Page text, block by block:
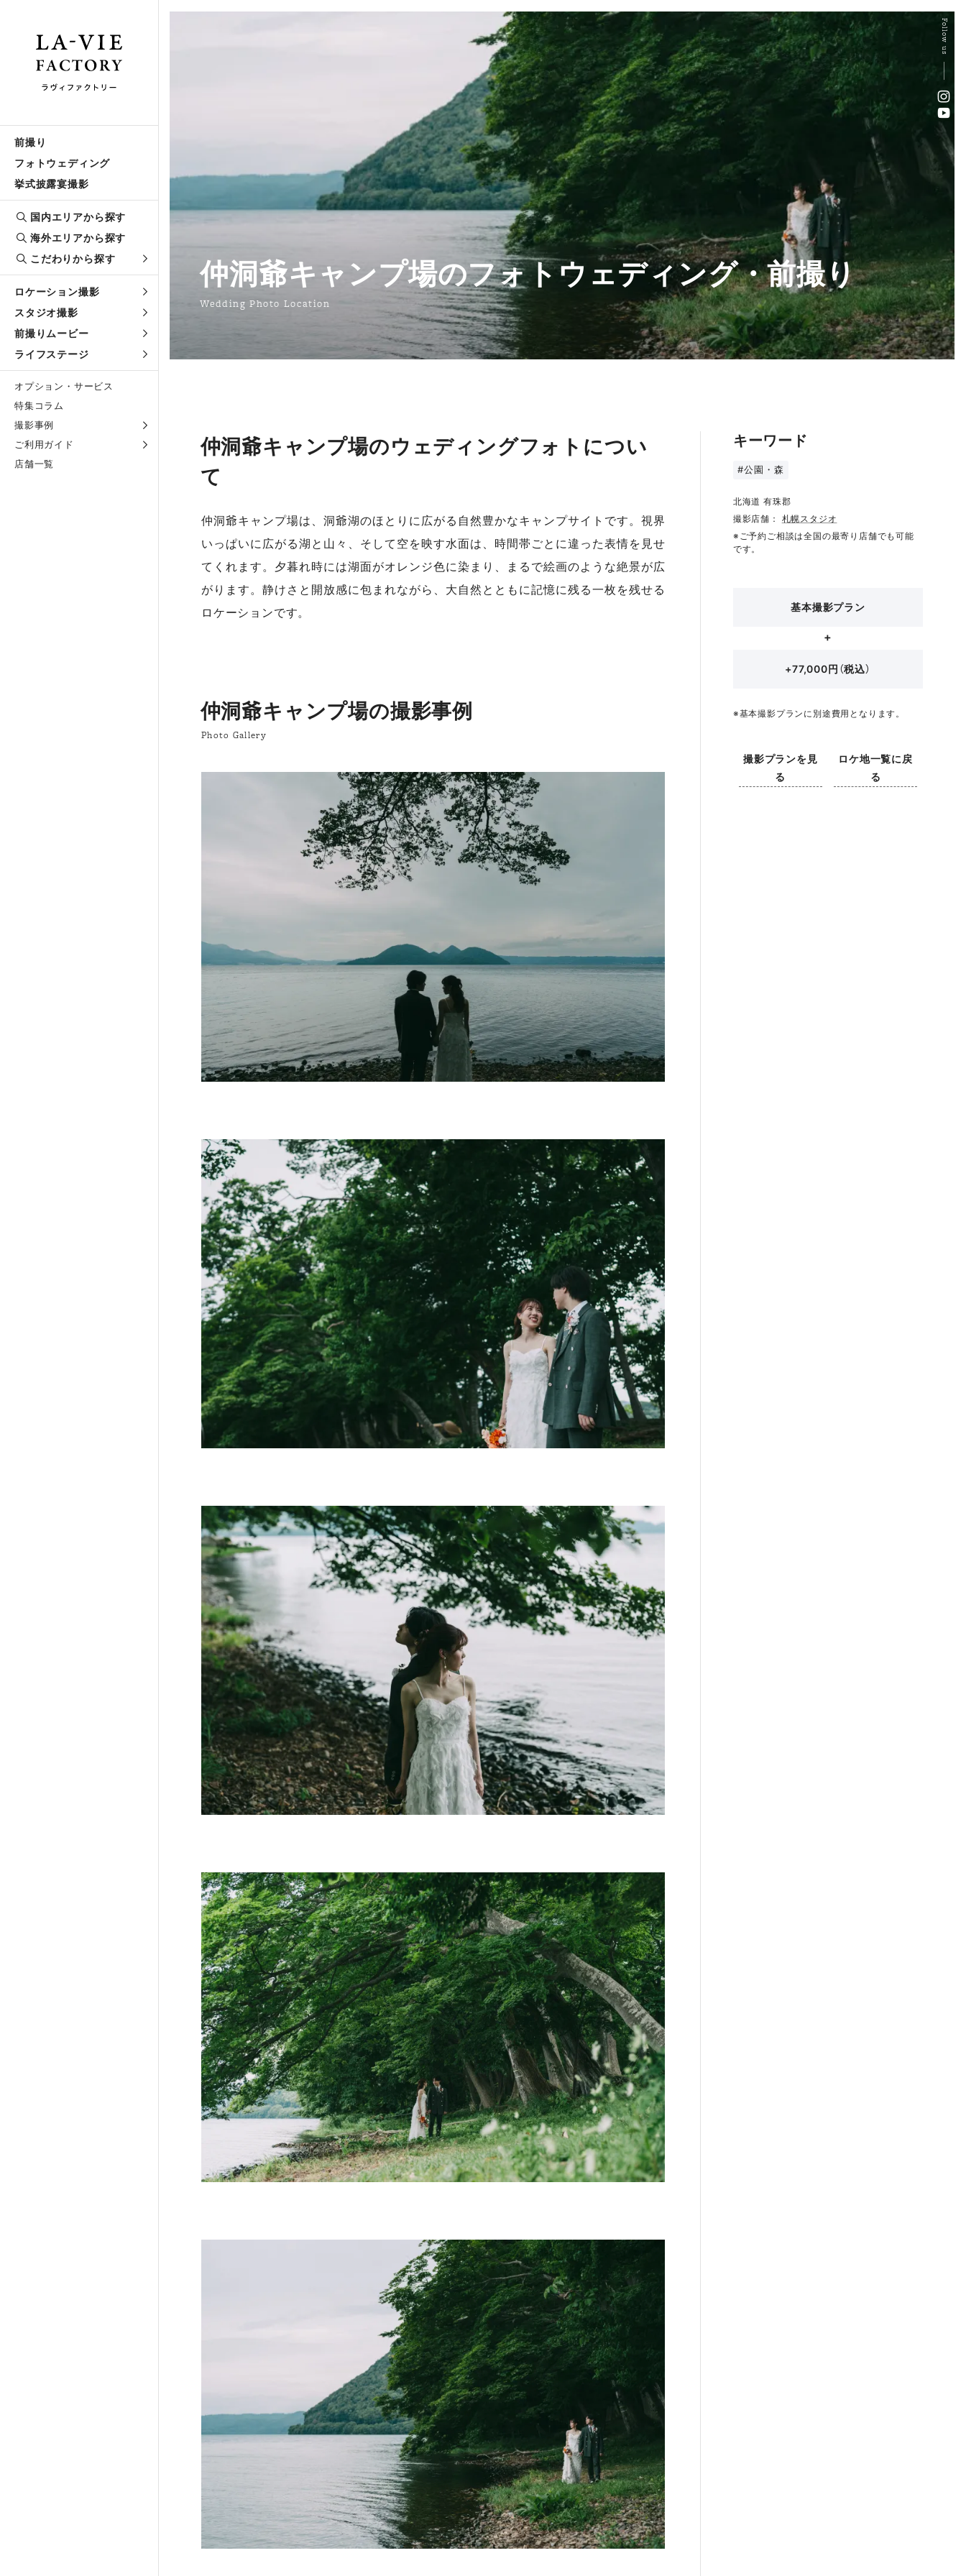
前撮り
フォトウェディング
挙式披露宴撮影
国内エリアから探す
海外エリアから探す
こだわりから探す
ロケーション撮影
スタジオ撮影
前撮りムービー
ライフステージ
オプション・サービス
特集コラム
撮影事例
ご利用ガイド
店舗一覧
仲洞爺キャンプ場のフォトウェディング・前撮り
Wedding Photo Location
Follow us
仲洞爺キャンプ場のウェディングフォトについ
て
仲洞爺キャンプ場は、洞爺湖のほとりに広がる自然豊かなキャンプサイトです。視界
いっぱいに広がる湖と山々、そして空を映す水面は、時間帯ごとに違った表情を見せ
てくれます。夕暮れ時には湖面がオレンジ色に染まり、まるで絵画のような絶景が広
がります。静けさと開放感に包まれながら、大自然とともに記憶に残る一枚を残せる
ロケーションです。
仲洞爺キャンプ場の撮影事例
Photo Gallery
キーワード
#公園・森
北海道 有珠郡
撮影店舗： 札幌スタジオ
※ご予約ご相談は全国の最寄り店舗でも可能
です。
基本撮影プラン
+77,000円（税込）
※基本撮影プランに別途費用となります。
撮影プランを見
る
ロケ地一覧に戻
る